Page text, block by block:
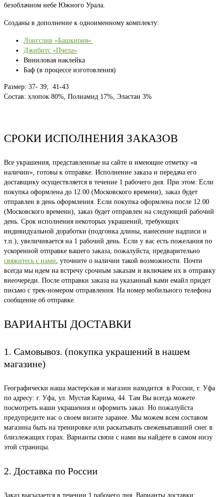
безоблачном небе Южного Урала.
Созданы в дополнение к одноименному комплекту:
Лонгслив «Башкирия»
Джибитс «Пчела»
Виниловая наклейка
Баф (в процессе изготовления)
Размер: 37- 39; 41-43
Состав: хлопок 80%, Полиамид 17%, Эластан 3%
СРОКИ ИСПОЛНЕНИЯ ЗАКАЗОВ
Все украшения, представленные на сайте и имеющие отметку «в
наличии», готовы к отправке. Исполнение заказа и передача его
доставщику осуществляется в течение 1 рабочего дня. При этом: Если
покупка оформлена до 12.00 (Московского времени), заказ будет
отправлен в день оформления. Если покупка оформлена после 12.00
(Московского времени), заказ будет отправлен на следующий рабочий
день. Срок исполнения некоторых украшений, требующих
индивидуальной доработки (подгонка длины, нанесение надписи и
т.п.), увеличивается на 1 рабочий день. Если у вас есть пожелания по
ускоренной отправке вашего заказа, пожалуйста, предварительно
свяжитесь с нами, уточните о наличии такой возможности. Почти
всегда мы идем на встречу срочным заказам и включаем их в отправку
внеочереди. После отправки заказа на указанный вами емайл придет
письмо с трек-номером отправления. На номер мобильного телефона
сообщение об отправке.
ВАРИАНТЫ ДОСТАВКИ
1. Самовывоз. (покупка украшений в нашем
магазине)
Географически наша мастерская и магазин находится в России, г. Уфа
по адресу: г. Уфа, ул. Мустая Карима, 44. Там Вы всегда можете
посмотреть наши украшения и оформить заказ. Но пожалуйста
предупредите нас о своем визите заранее. Мы можем всем составом
магазина быть на тренировке или раскатывать свежевыпавший снег в
близлежащих горах. Варианты связи с нами вы найдете в самом низу
этой страницы.
2. Доставка по России
Заказ высылается в течении 1 рабочего дня. Варианты доставки: